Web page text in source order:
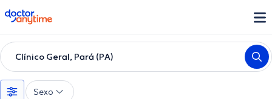
doctoranytime
Clínico Geral, Pará (PA)
Sexo